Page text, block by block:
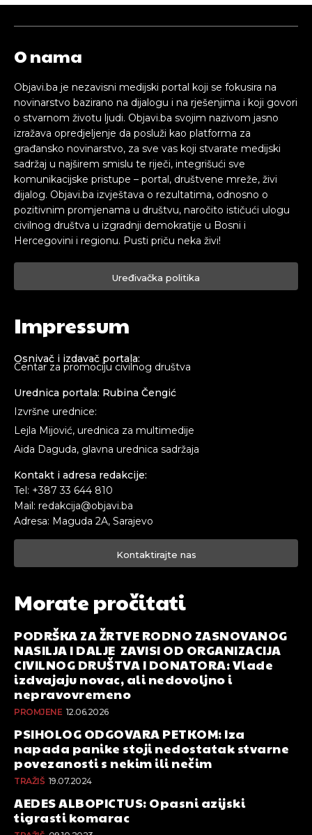
O nama
Objavi.ba je nezavisni medijski portal koji se fokusira na
novinarstvo bazirano na dijalogu i na rješenjima i koji govori
o stvarnom životu ljudi. Objavi.ba svojim nazivom jasno
izražava opredjeljenje da posluži kao platforma za
građansko novinarstvo, za sve vas koji stvarate medijski
sadržaj u najširem smislu te riječi, integrišući sve
komunikacijske pristupe – portal, društvene mreže, živi
dijalog. Objavi.ba izvještava o rezultatima, odnosno o
pozitivnim promjenama u društvu, naročito ističući ulogu
civilnog društva u izgradnji demokratije u Bosni i
Hercegovini i regionu. Pusti priču neka živi!
Uređivačka politika
Impressum
Osnivač i izdavač portala:
Centar za promociju civilnog društva
Urednica portala: Rubina Čengić
Izvršne urednice:
Lejla Mijović, urednica za multimedije
Aida Daguda, glavna urednica sadržaja
Kontakt i adresa redakcije:
Tel: +387 33 644 810
Mail: redakcija@objavi.ba
Adresa: Maguda 2A, Sarajevo
Kontaktirajte nas
Morate pročitati
PODRŠKA ZA ŽRTVE RODNO ZASNOVANOG
NASILJA I DALJE ZAVISI OD ORGANIZACIJA
CIVILNOG DRUŠTVA I DONATORA: Vlade
izdvajaju novac, ali nedovoljno i
nepravovremeno
PROMJENE 12.06.2026
PSIHOLOG ODGOVARA PETKOM: Iza
napada panike stoji nedostatak stvarne
povezanosti s nekim ili nečim
TRAŽIŠ 19.07.2024
AEDES ALBOPICTUS: Opasni azijski
tigrasti komarac